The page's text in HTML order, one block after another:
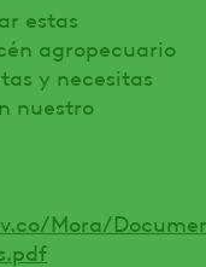
estas
agropecuario
y necesitas
nuestro
Mora/